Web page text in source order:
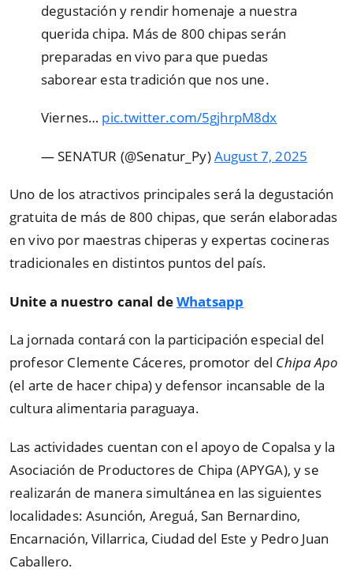
degustación y rendir homenaje a nuestra
querida chipa. Más de 800 chipas serán
preparadas en vivo para que puedas
saborear esta tradición que nos une.
Viernes… pic.twitter.com/5gjhrpM8dx
— SENATUR (@Senatur_Py)August 7, 2025
Uno de los atractivos principales será la degustación
gratuita de más de 800 chipas, que serán elaboradas
en vivo por maestras chiperas y expertas cocineras
tradicionales en distintos puntos del país.
Unite a nuestro canal deWhatsapp
La jornada contará con la participación especial del
profesor Clemente Cáceres, promotor del Chipa Apo
(el arte de hacer chipa) y defensor incansable de la
cultura alimentaria paraguaya.
Las actividades cuentan con el apoyo de Copalsa y la
Asociación de Productores de Chipa (APYGA), y se
realizarán de manera simultánea en las siguientes
localidades: Asunción, Areguá, San Bernardino,
Encarnación, Villarrica, Ciudad del Este y Pedro Juan
Caballero.